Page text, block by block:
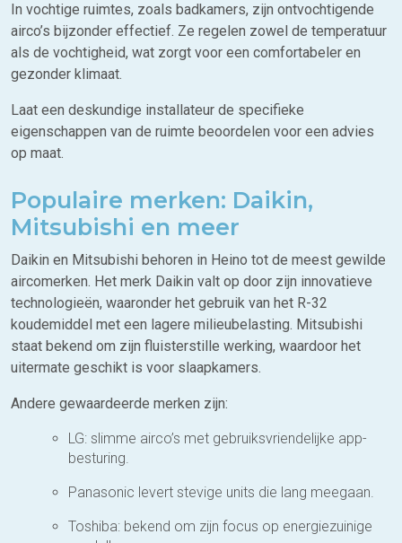
In vochtige ruimtes, zoals badkamers, zijn ontvochtigende
airco’s bijzonder effectief. Ze regelen zowel de temperatuur
als de vochtigheid, wat zorgt voor een comfortabeler en
gezonder klimaat.
Laat een deskundige installateur de specifieke
eigenschappen van de ruimte beoordelen voor een advies
op maat.
Populaire merken: Daikin,
Mitsubishi en meer
Daikin en Mitsubishi behoren in Heino tot de meest gewilde
aircomerken. Het merk Daikin valt op door zijn innovatieve
technologieën, waaronder het gebruik van het R-32
koudemiddel met een lagere milieubelasting. Mitsubishi
staat bekend om zijn fluisterstille werking, waardoor het
uitermate geschikt is voor slaapkamers.
Andere gewaardeerde merken zijn:
LG: slimme airco’s met gebruiksvriendelijke app-
besturing.
Panasonic levert stevige units die lang meegaan.
Toshiba: bekend om zijn focus op energiezuinige